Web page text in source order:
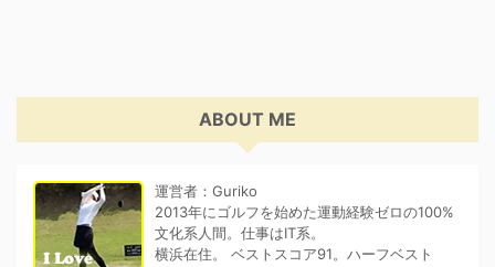
ABOUT ME
運営者：Guriko
2013年にゴルフを始めた運動経験ゼロの100%
文化系人間。仕事はIT系。
横浜在住。 ベストスコア91。ハーフベスト